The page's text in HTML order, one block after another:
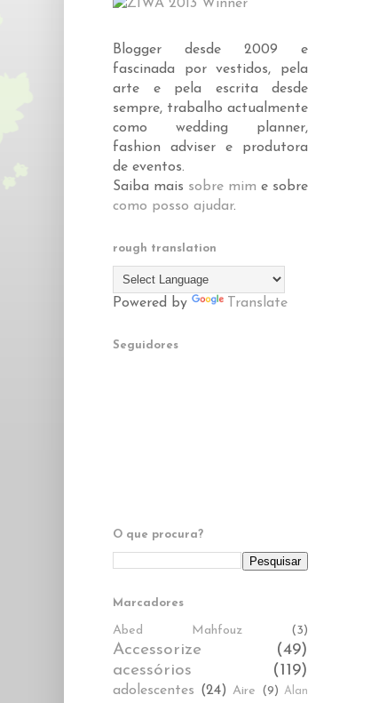
Blogger desde 2009 e
fascinada por vestidos, pela
arte e pela escrita desde
sempre, trabalho actualmente
como wedding planner,
fashion adviser e produtora
de eventos.
Saiba mais sobre mim e sobre
como posso ajudar.
rough translation
Powered by Translate
Seguidores
O que procura?
Marcadores
Abed Mahfouz (3)
Accessorize
(49)
acessórios
(119)
adolescentes (24) Aire (9) Alan